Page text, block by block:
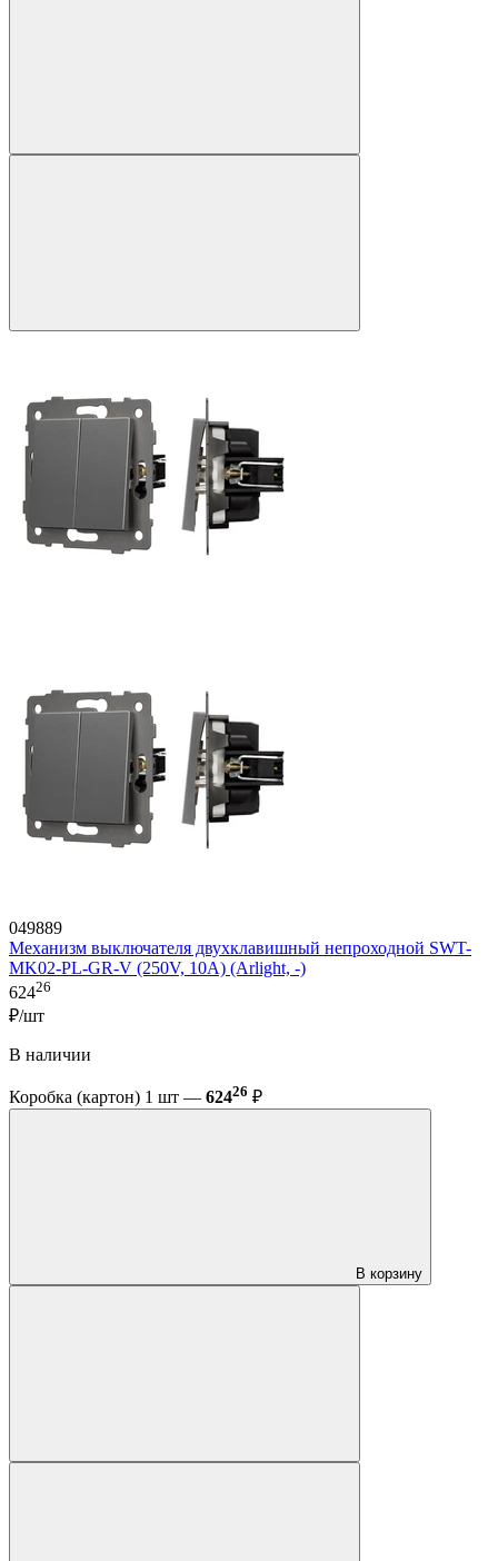
049889
Механизм выключателя двухклавишный непроходной SWT-
MK02-PL-GR-V (250V, 10A) (Arlight, -)
62426
₽/шт
В наличии
Коробка (картон) 1 шт — 62426 ₽
В корзину